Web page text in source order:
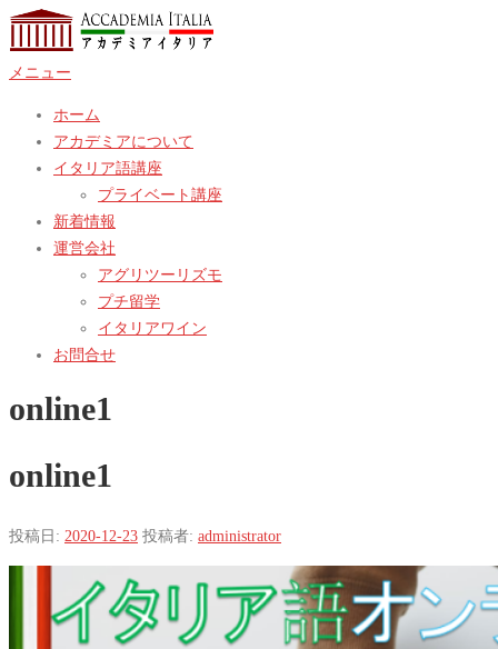
コ
ン
テメニュー
ホーム
アカデミアについて
イタリア語講座
プライベート講座
新着情報
運営会社
アグリツーリズモ
プチ留学
イタリアワイン
お問合せ
online1
online1
投稿日: 2020-12-23 投稿者: administrator